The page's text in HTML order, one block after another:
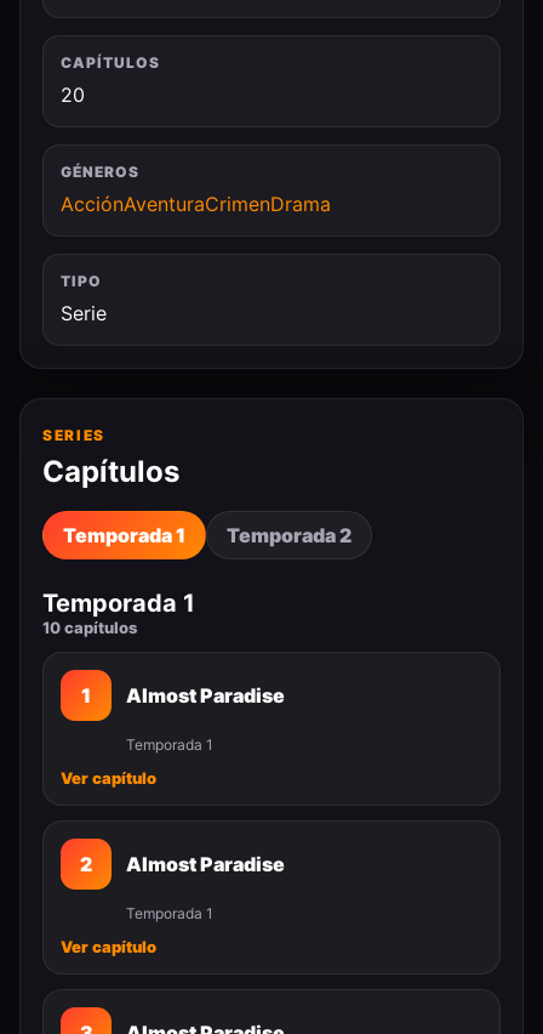
CAPÍTULOS
20
GÉNEROS
AcciónAventuraCrimenDrama
TIPO
Serie
SERIES
Capítulos
Temporada 1 Temporada 2
Temporada 1
10 capítulos
1 Almost Paradise
Temporada 1
Ver capítulo
2 Almost Paradise
Temporada 1
Ver capítulo